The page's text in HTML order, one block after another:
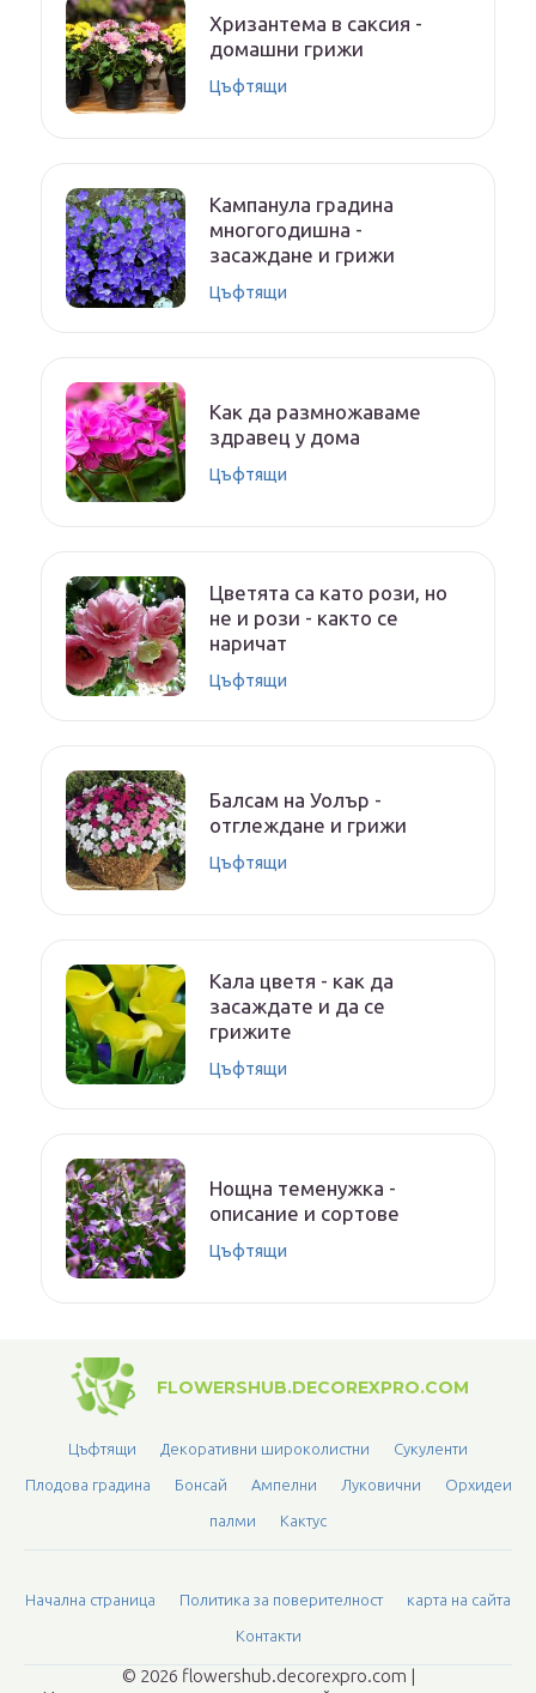
Хризантема в саксия -
домашни грижи
Цъфтящи
Кампанула градина
многогодишна -
засаждане и грижи
Цъфтящи
Как да размножаваме
здравец у дома
Цъфтящи
Цветята са като рози, но
не и рози - както се
наричат
Цъфтящи
Балсам на Уолър -
отглеждане и грижи
Цъфтящи
Кала цветя - как да
засаждате и да се
грижите
Цъфтящи
Нощна теменужка -
описание и сортове
Цъфтящи
FLOWERSHUB.DECOREXPRO.COM
Цъфтящи Декоративни широколистни Сукуленти
Плодова градина Бонсай Ампелни Луковични Орхидеи
палми Кактус
Начална страница Политика за поверителност карта на сайта
Контакти
© 2026 flowershub.decorexpro.com |